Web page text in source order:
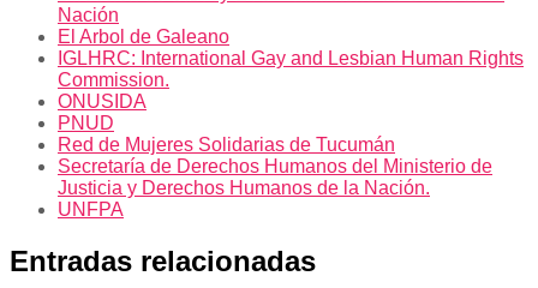
Nación
El Arbol de Galeano
IGLHRC: International Gay and Lesbian Human Rights
Commission.
ONUSIDA
PNUD
Red de Mujeres Solidarias de Tucumán
Secretaría de Derechos Humanos del Ministerio de
Justicia y Derechos Humanos de la Nación.
UNFPA
Entradas relacionadas